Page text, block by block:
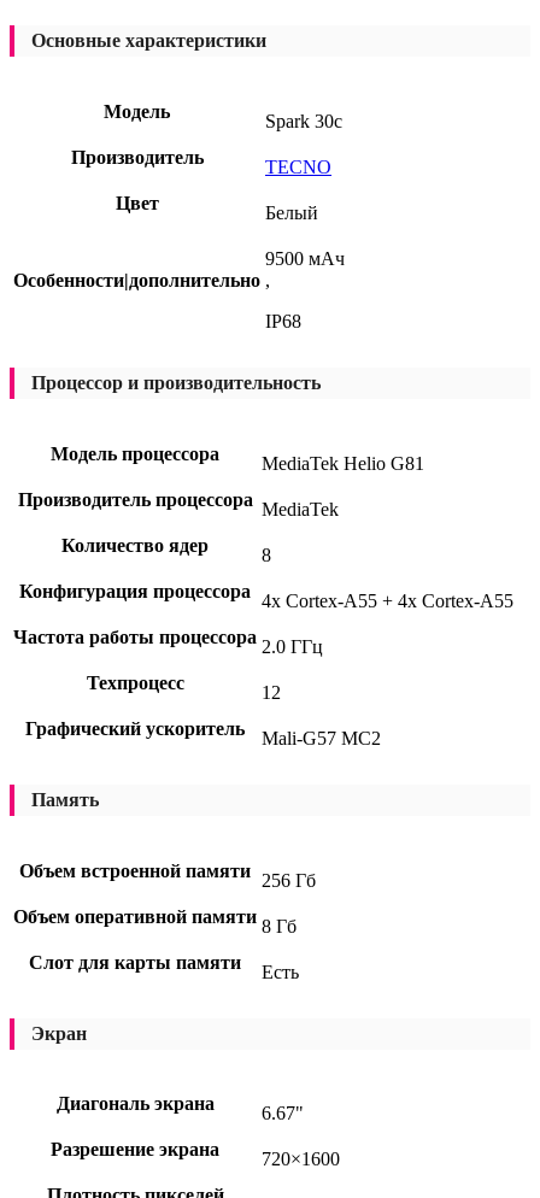
Основные характеристики
Модель
Spark 30c
Производитель
TECNO
Цвет
Белый
Особенности|дополнительно
9500 мАч
,
IP68
Процессор и производительность
Модель процессора
MediaTek Helio G81
Производитель процессора MediaTek
Количество ядер
8
Конфигурация процессора 4x Cortex-A55 + 4x Cortex-A55
Частота работы процессора 2.0 ГГц
Техпроцесс
12
Графический ускоритель
Mali-G57 MC2
Память
Объем встроенной памяти 256 Гб
Объем оперативной памяти 8 Гб
Слот для карты памяти
Есть
Экран
Диагональ экрана
6.67"
Разрешение экрана
720×1600